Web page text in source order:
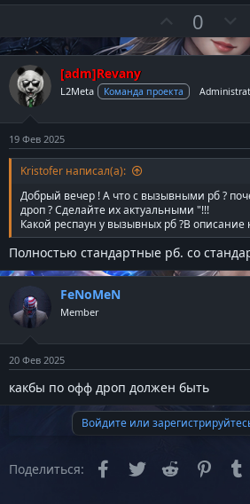
о
з
и
т
и
н
й
г
о
л
о
0
г
т
г
[adm]Revany
L2Meta Команда проекта
19 Фев 2025
Kristofer написал(а):
Добрый вечер ! А что с вызывными рб ?
дроп ? Сделайте их актуальными "!!!
Какой респаун у вызывных рб ?В
Полностью стандартные рб. со
FeNoMeN
Member
20 Фев 2025
какбы по офф дроп должен быть
Войдите или
Поделиться: FacebookTwitter Reddit